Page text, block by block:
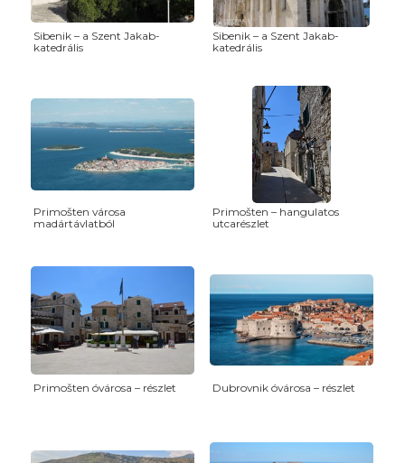
Sibenik – a Szent Jakab-
katedrális
Sibenik – a Szent Jakab-
katedrális
Primošten városa
madártávlatból
Primošten – hangulatos
utcarészlet
Primošten óvárosa – részlet Dubrovnik óvárosa – részlet